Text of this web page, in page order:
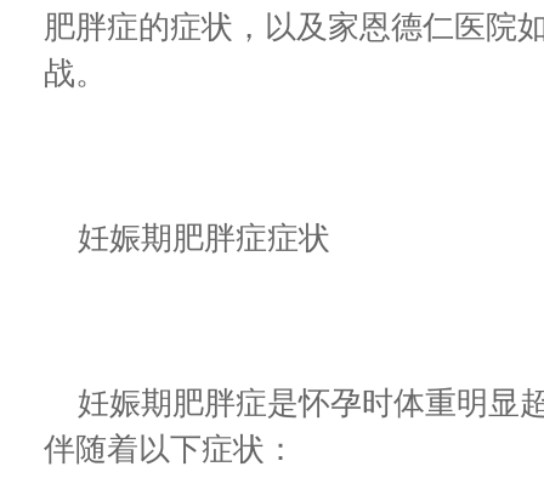
肥胖症的症状，以及家恩德仁医院
战。
妊娠期肥胖症症状
妊娠期肥胖症是怀孕时体重明显
伴随着以下症状：